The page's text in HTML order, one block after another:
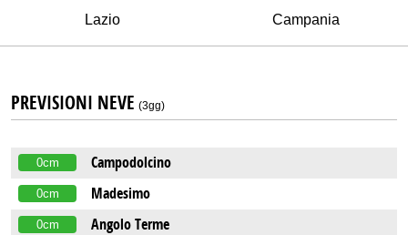
Lazio Campania
PREVISIONI NEVE (3gg)
0cm Campodolcino
0cm Madesimo
0cm Angolo Terme